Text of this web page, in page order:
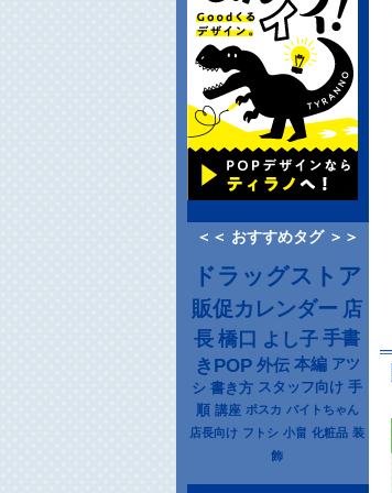
＜＜ おすすめタグ ＞＞
ドラッグストア
販促カレンダー 店
長 橋口 よし子 手書
きPOP 外伝 本編 アツ
シ 書き方 スタッフ向け 手
順 講座 ポスカ バイトちゃん
店長向け フトシ 小畠 化粧品 装
飾